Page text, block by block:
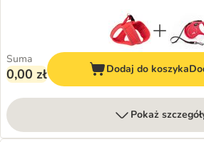
Suma
0,00 zł Dodaj do koszyka
Pokaż